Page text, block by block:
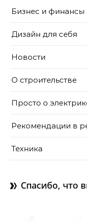
Бизнес и финансы
Дизайн для себя
Новости
О строительстве
Просто о
Рекомендации в
Техника
Спасибо, что